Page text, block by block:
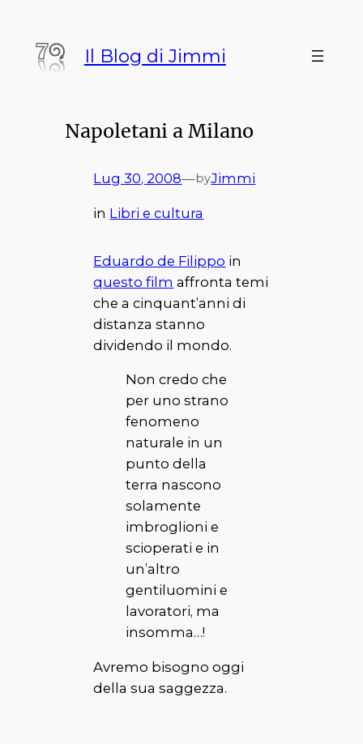
contenuto
Il Blog di Jimmi
Napoletani a Milano
Lug 30, 2008—byJimmi
in Libri e cultura
Eduardo de Filippo in
questo film affronta temi
che a cinquant’anni di
distanza stanno
dividendo il mondo.
Non credo che
per uno strano
fenomeno
naturale in un
punto della
terra nascono
solamente
imbroglioni e
scioperati e in
un’altro
gentiluomini e
lavoratori, ma
insomma…!
Avremo bisogno oggi
della sua saggezza.